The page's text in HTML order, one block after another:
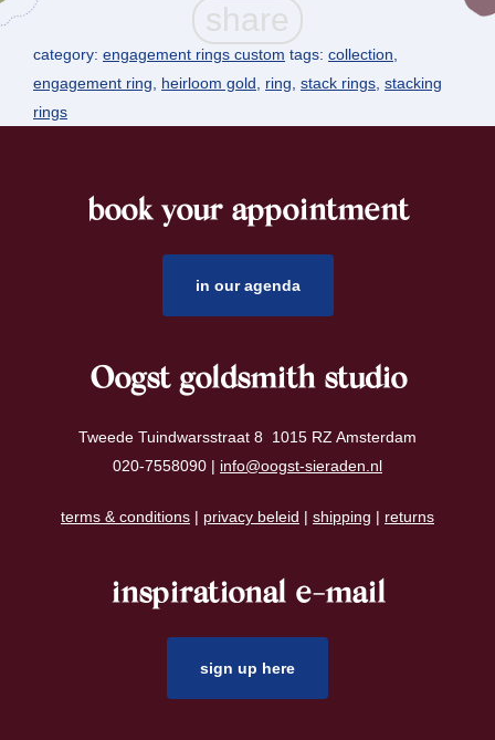
category: engagement rings custom tags: collection,
engagement ring, heirloom gold, ring, stack rings, stacking
rings
book your appointment
in our agenda
Oogst goldsmith studio
Tweede Tuindwarsstraat 8 1015 RZ Amsterdam
020-7558090 | info@oogst-sieraden.nl
terms & conditions | privacy beleid | shipping | returns
inspirational e-mail
sign up here